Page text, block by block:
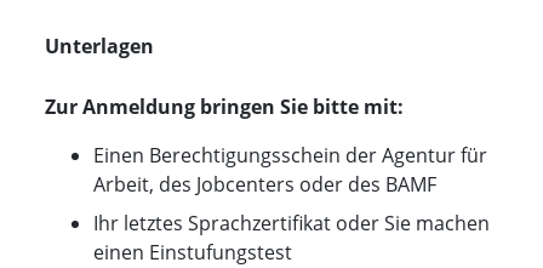
Unterlagen
Zur Anmeldung bringen Sie bitte mit:
Einen Berechtigungsschein der Agentur für
Arbeit, des Jobcenters oder des BAMF
Ihr letztes Sprachzertifikat oder Sie machen
einen Einstufungstest